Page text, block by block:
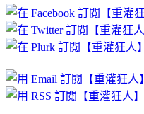
章
分
類